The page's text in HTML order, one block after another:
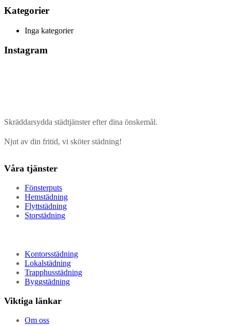
Kategorier
Inga kategorier
Instagram
Skräddarsydda städtjänster efter dina önskemål.
Njut av din fritid, vi sköter städning!
Våra tjänster
Fönsterputs
Hemstädning
Flyttstädning
Storstädning
Kontorsstädning
Lokalstädning
Trapphusstädning
Byggstädning
Viktiga länkar
Om oss